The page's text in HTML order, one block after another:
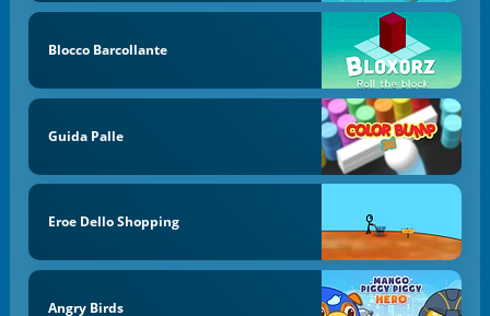
Blocco Barcollante
Guida Palle
Eroe Dello Shopping
Angry Birds